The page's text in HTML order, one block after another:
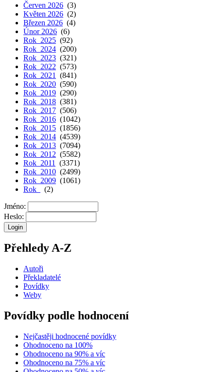
Červen 2026 (3)
Květen 2026 (2)
Březen 2026 (4)
Únor 2026 (6)
Rok 2025 (92)
Rok 2024 (200)
Rok 2023 (321)
Rok 2022 (573)
Rok 2021
(841)
Rok 2020 (590)
Rok 2019 (290)
Rok 2018 (381)
Rok 2017 (506)
Rok 2016 (1042)
Rok 2015 (1856)
Rok 2014 (4539)
Rok 2013 (7094)
Rok 2012 (5582)
Rok 2011
(3371)
Rok 2010 (2499)
Rok 2009 (1061)
Rok
(2)
Jméno:
Heslo:
Přehledy A-Z
Autoři
Překladatelé
Povídky
Weby
Povídky podle hodnocení
Nejčastěji hodnocené povídky
Ohodnoceno na 100%
Ohodnoceno na 90% a víc
Ohodnoceno na 75% a víc